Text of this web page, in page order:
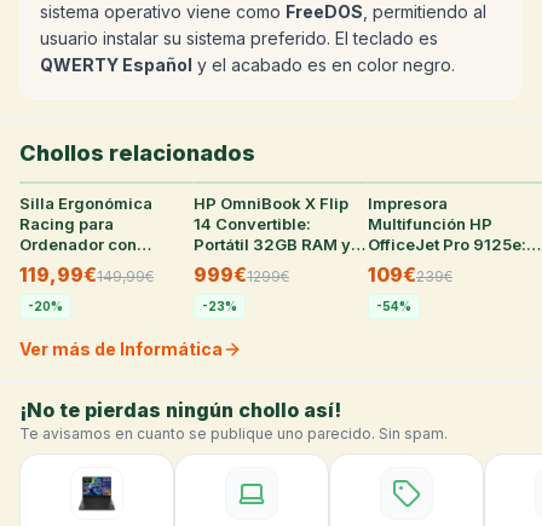
sistema operativo viene como FreeDOS , permitiendo al
usuario instalar su sistema preferido. El teclado es
QWERTY Español y el acabado es en color negro.
Chollos relacionados
Silla Ergonómica
Racing para
Ordenador con
Reposapiés y
Reposacabezas,
Cuero Sintético Negro
119,99€149,99€
-20%
25°
HP OmniBook X Flip
14 Convertible:
Portátil 32GB RAM y
SSD 1TB
999€1299€
-23%
Impresora
Multifunción HP
OfficeJet Pro 9125e:
WiFi, Fax, Dúplex
109€239€
-54%
Ver más de Informática
¡No te pierdas ningún chollo así!
Te avisamos en cuanto se publique uno parecido. Sin spam.